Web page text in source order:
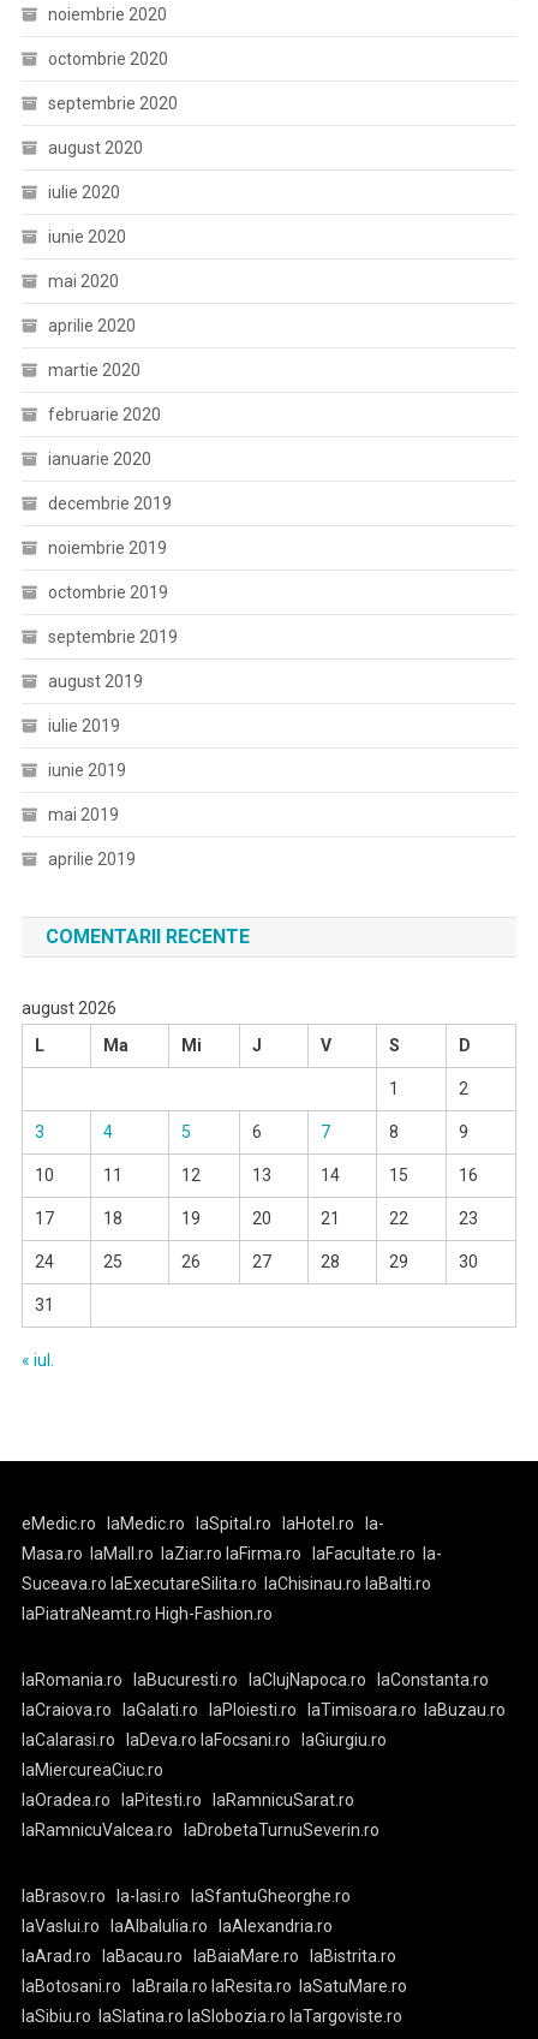
noiembrie 2020
octombrie 2020
septembrie 2020
august 2020
iulie 2020
iunie 2020
mai 2020
aprilie 2020
martie 2020
februarie 2020
ianuarie 2020
decembrie 2019
noiembrie 2019
octombrie 2019
septembrie 2019
august 2019
iulie 2019
iunie 2019
mai 2019
aprilie 2019
COMENTARII RECENTE
august 2026
L
Ma Mi J V S D
1 2
3 4 5 6 7 8 9
10 11 12 13 14 15 16
17 18 19 20 21 22 23
24 25 26 27 28 29 30
31
« iul.
eMedic.ro laMedic.ro laSpital.ro laHotel.ro
la-
Masa.ro
laMall.ro laZiar.ro laFirma.ro laFacultate.ro
la-
Suceava.ro laExecutareSilita.ro laChisinau.ro laBalti.ro
laPiatraNeamt.ro High-Fashion.ro
laRomania.ro laBucuresti.ro laClujNapoca.ro
laConstanta.ro
laCraiova.ro
laGalati.ro laPloiesti.ro laTimisoara.ro
laBuzau.ro
laCalarasi.ro
laDeva.ro laFocsani.ro
laGiurgiu.ro
laMiercureaCiuc.ro
laOradea.ro
laPitesti.ro
laRamnicuSarat.ro
laRamnicuValcea.ro
laDrobetaTurnuSeverin.ro
laBrasov.ro la-Iasi.ro
laSfantuGheorghe.ro
laVaslui.ro
laAlbaIulia.ro
laAlexandria.ro
laArad.ro
laBacau.ro laBaiaMare.ro
laBistrita.ro
laBotosani.ro
laBraila.ro laResita.ro
laSatuMare.ro
laSibiu.ro
laSlatina.ro laSlobozia.ro laTargoviste.ro